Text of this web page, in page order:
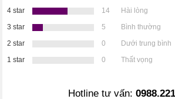
4 star
14
Hài lòng
3 star
5
Bình thường
2 star
0
Dưới trung bình
1 star
0 Thất vọng
Hotline tư vấn: